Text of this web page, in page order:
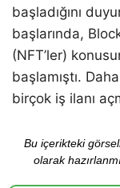
başladığını
başlarında,
(NFT’ler)
başlamıştı.
birçok iş ilanı
Bu içerikteki
olarak